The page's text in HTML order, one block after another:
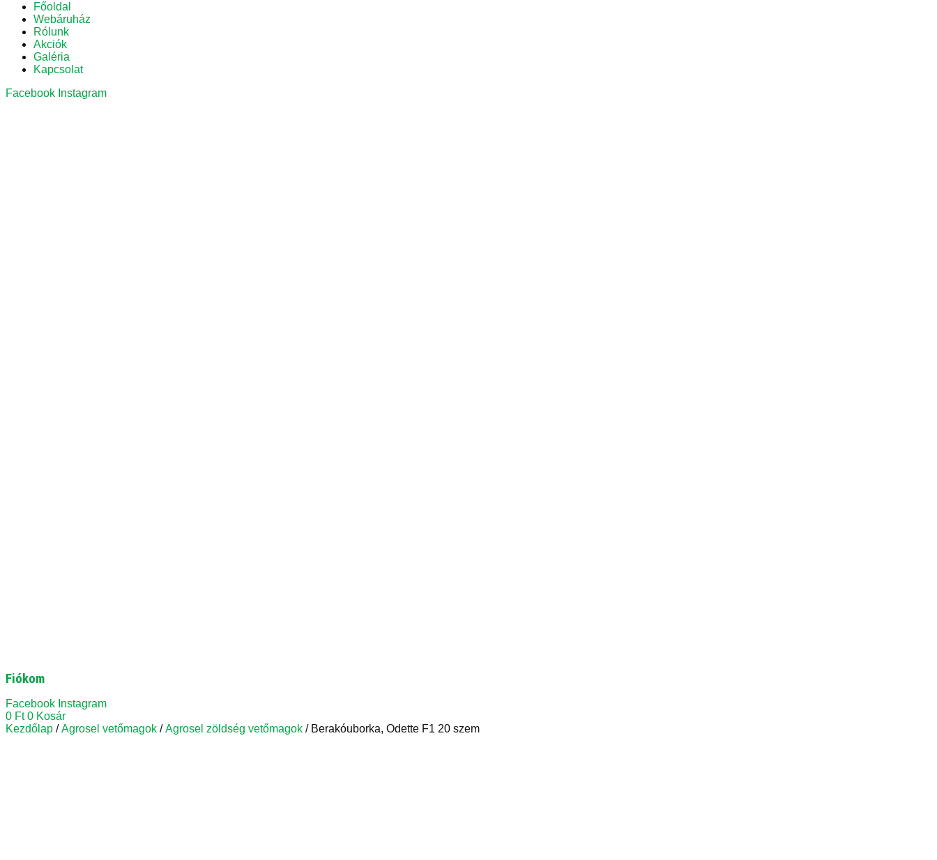
Főoldal
Webáruház
Rólunk
Akciók
Galéria
Kapcsolat
Facebook Instagram
Fiókom
Facebook Instagram
0 Ft 0 Kosár
Kezdőlap /Agrosel vetőmagok /Agrosel zöldség vetőmagok / Berakóuborka, Odette F1 20 szem